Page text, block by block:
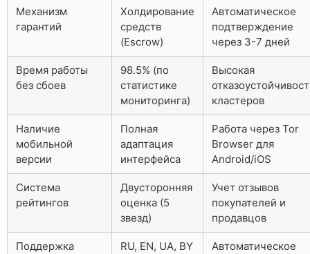
Механизм
гарантий
Холдирование
средств
(Escrow)
Автоматическое
подтверждение
через 3-7 дней
Время работы
без сбоев
98.5% (по
статистике
мониторинга)
Высокая
кластеров
Наличие
мобильной
версии
Полная
адаптация
интерфейса
Работа через Tor
Browser для
Android/iOS
Система
рейтингов
Двусторонняя
оценка (5
звезд)
Учет отзывов
покупателей и
продавцов
Поддержка
RU, EN, UA, BY
Автоматическое